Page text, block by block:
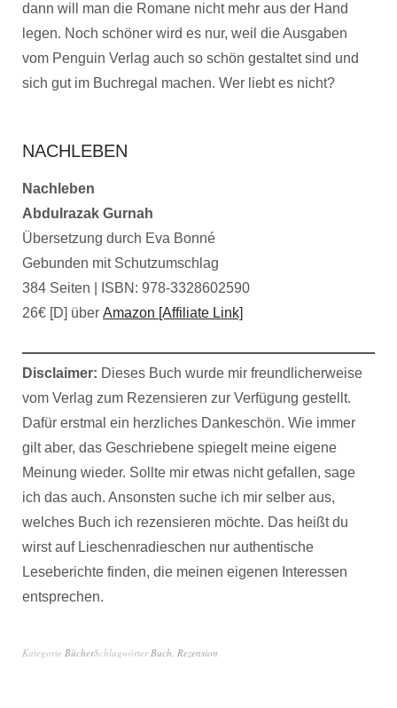
dann will man die Romane nicht mehr aus der Hand
legen. Noch schöner wird es nur, weil die Ausgaben
vom Penguin Verlag auch so schön gestaltet sind und
sich gut im Buchregal machen. Wer liebt es nicht?
NACHLEBEN
Nachleben
Abdulrazak Gurnah
Übersetzung durch Eva Bonné
Gebunden mit Schutzumschlag
384 Seiten | ISBN: 978-3328602590
26€ [D] über Amazon [Affiliate Link]
Disclaimer: Dieses Buch wurde mir freundlicherweise
vom Verlag zum Rezensieren zur Verfügung gestellt.
Dafür erstmal ein herzliches Dankeschön. Wie immer
gilt aber, das Geschriebene spiegelt meine eigene
Meinung wieder. Sollte mir etwas nicht gefallen, sage
ich das auch. Ansonsten suche ich mir selber aus,
welches Buch ich rezensieren möchte. Das heißt du
wirst auf Lieschenradieschen nur authentische
Leseberichte finden, die meinen eigenen Interessen
entsprechen.
Kategorie BücherSchlagwörterBuch, Rezension